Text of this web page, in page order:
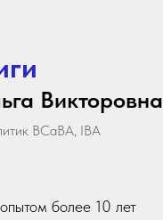
Викторовна
BCaBA, IBA
более 10 лет